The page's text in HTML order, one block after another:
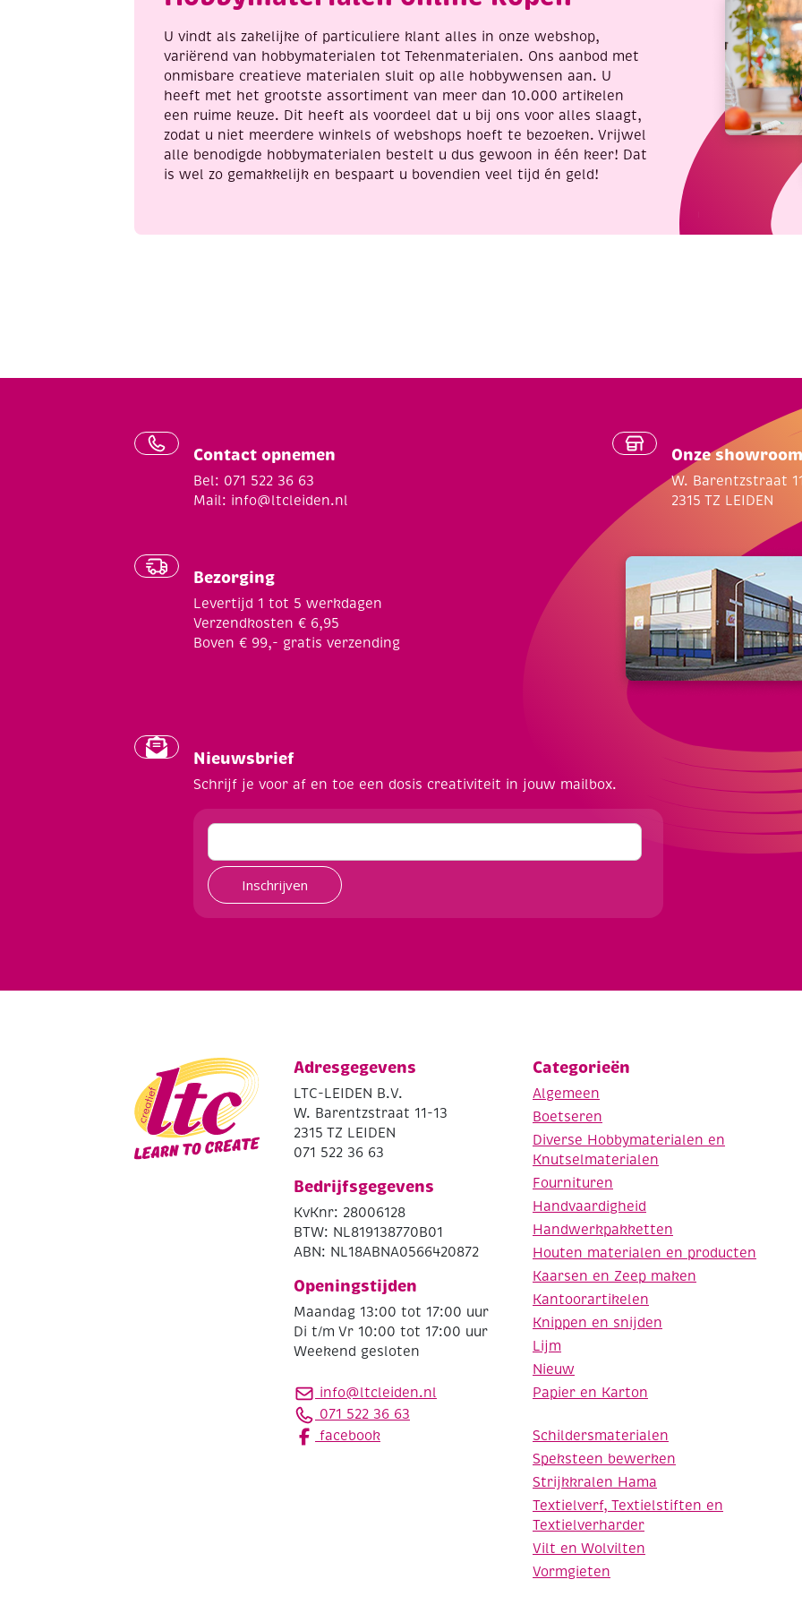
U vindt als zakelijke of particuliere klant alles in onze webshop,
variërend van hobbymaterialen tot Tekenmaterialen. Ons aanbod met
onmisbare creatieve materialen sluit op alle hobbywensen aan. U
heeft met het grootste assortiment van meer dan 10.000 artikelen
een ruime keuze. Dit heeft als voordeel dat u bij ons voor alles slaagt,
zodat u niet meerdere winkels of webshops hoeft te bezoeken. Vrijwel
alle benodigde hobbymaterialen bestelt u dus gewoon in één keer! Dat
is wel zo gemakkelijk en bespaart u bovendien veel tijd én geld!
Contact opnemen
Bel: 071 522 36 63
Mail: info@ltcleiden.nl
Bezorging
Levertijd 1 tot 5 werkdagen
Verzendkosten € 6,95
Boven € 99,- gratis verzending
Onze showroom
W. Barentzstraat
2315 TZ LEIDEN
Nieuwsbrief
Schrijf je voor af en toe een dosis creativiteit in jouw mailbox.
Inschrijven
Adresgegevens
LTC-LEIDEN B.V.
W. Barentzstraat 11-13
2315 TZ LEIDEN
071 522 36 63
Bedrijfsgegevens
KvKnr: 28006128
BTW: NL819138770B01
ABN: NL18ABNA0566420872
Openingstijden
Maandag 13:00 tot 17:00 uur
Di t/m Vr 10:00 tot 17:00 uur
Weekend gesloten
info@ltcleiden.nl
071 522 36 63
facebook
Categorieën
Algemeen
Boetseren
Diverse Hobbymaterialen en
Knutselmaterialen
Fournituren
Handvaardigheid
Handwerkpakketten
Houten materialen en producten
Kaarsen en Zeep maken
Kantoorartikelen
Knippen en snijden
Lijm
Nieuw
Papier en Karton
Schildersmaterialen
Speksteen bewerken
Strijkkralen Hama
Textielverf, Textielstiften en
Textielverharder
Vilt en Wolvilten
Vormgieten